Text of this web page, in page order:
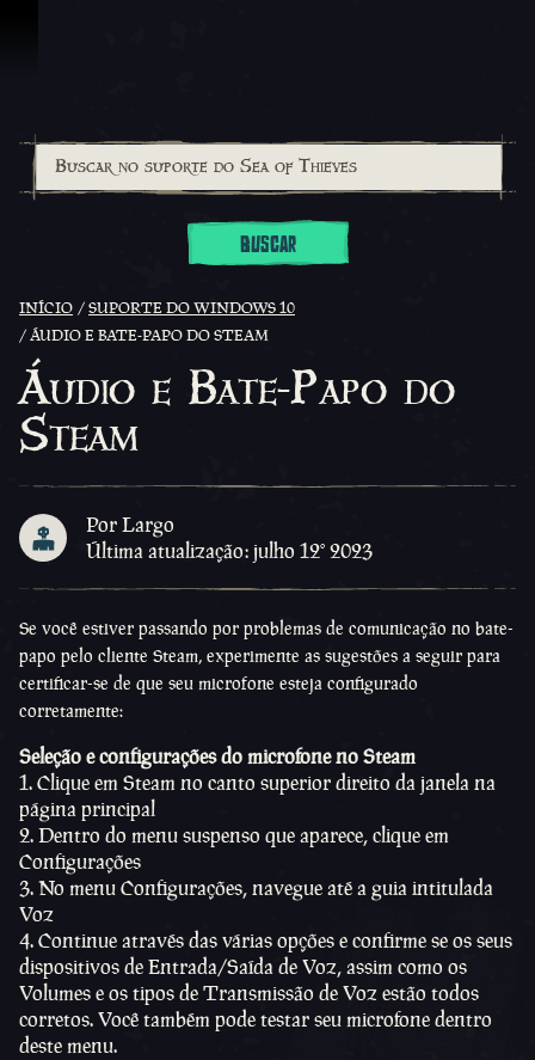
BUSCAR
INÍCIO
SUPORTE DO WINDOWS 10
ÁUDIO E BATE-PAPO DO STEAM
Áudio e Bate-Papo do
Steam
Por Largo
Última atualização: julho 12º 2023
Se você estiver passando por problemas de comunicação no bate-
papo pelo cliente Steam, experimente as sugestões a seguir para
certificar-se de que seu microfone esteja configurado
corretamente:
Seleção e configurações do microfone no Steam
1. Clique em Steam no canto superior direito da janela na
página principal
2. Dentro do menu suspenso que aparece, clique em
Configurações
3. No menu Configurações, navegue até a guia intitulada
Voz
4. Continue através das várias opções e confirme se os seus
dispositivos de Entrada/Saída de Voz, assim como os
Volumes e os tipos de Transmissão de Voz estão todos
corretos. Você também pode testar seu microfone dentro
deste menu.